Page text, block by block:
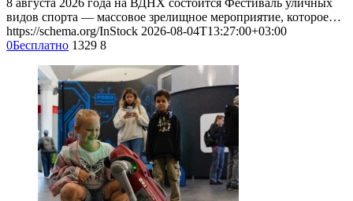
видов спорта — массовое зрелищное мероприятие, которое…
https://schema.org/InStock 2026-08-04T13:27:00+03:00
0Бесплатно 1329 8